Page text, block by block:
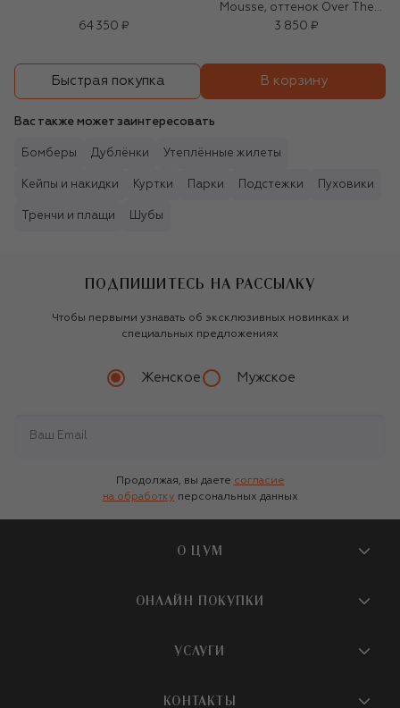
64 350 ₽
Mousse, оттенок Over The
Taupe (5ml)
3 850 ₽
Быстрая покупка В корзину
Вас также может заинтересовать
Бомберы Дублёнки Утеплённые жилеты
Кейпы и накидки Куртки Парки Подстежки Пуховики
Тренчи и плащи Шубы
ПОДПИШИТЕСЬ НА РАССЫЛКУ
Чтобы первыми узнавать об эксклюзивных новинках и
специальных предложениях
Женское Мужское
Продолжая, вы даете согласие
на обработку персональных данных
О ЦУМ
О магазине
Бутики и ПВЗ ЦУМ
ОНЛАЙН ПОКУПКИ
Доставка
УСЛУГИ
КОНТАКТЫ